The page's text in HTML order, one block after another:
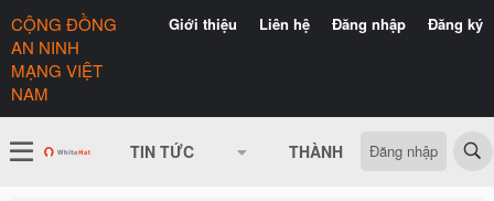
Giới thiệu Liên hệ Đăng nhập Đăng ký
CỘNG ĐỒNG
AN NINH
MẠNG VIỆT
NAM
TIN TỨC THÀNH VIÊN CÓ GÌ
Đăng nhập